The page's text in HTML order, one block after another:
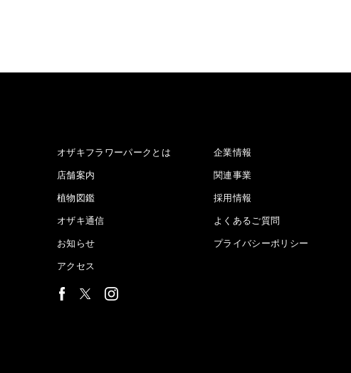
オザキフラワーパークとは
店舗案内
植物図鑑
オザキ通信
お知らせ
アクセス
企業情報
関連事業
採用情報
よくあるご質問
プライバシーポリシー